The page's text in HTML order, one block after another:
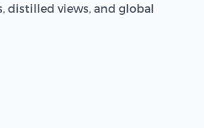
distilled views, and global